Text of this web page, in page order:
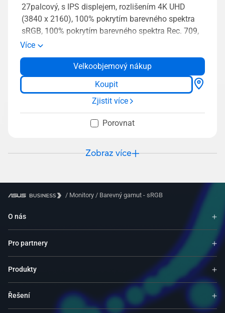
27palcový, s IPS displejem, rozlišením 4K UHD
(3840 x 2160), 100% pokrytím barevného spektra
sRGB, 100% pokrytím barevného spektra Rec. 709,
s barevnou přesností ΔE < 2, ověřený společností
stojanem, s nástroji ProArt Preset a ProArt Palette
Více
Velkoobjemový nákup
Koupit
Zjistit více
Porovnat
Zobraz více
/ Monitory / Barevný gamut - sRGB
O nás
Pro partnery
Produkty
Řešení